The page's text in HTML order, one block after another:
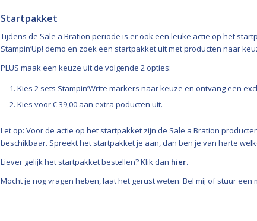
Startpakket
Tijdens de Sale a Bration periode is er ook een leuke actie op het
Stampin’Up! demo en zoek een startpakket uit met producten naar
PLUS maak een keuze uit de volgende 2 opties:
Kies 2 sets Stampin’Write markers naar keuze en ontvang een
Kies voor € 39,00 aan extra poducten uit.
Let op: Voor de actie op het startpakket zijn de Sale a Bration
beschikbaar. Spreekt het startpakket je aan, dan ben je van harte
Liever gelijk het startpakket bestellen? Klik dan hier.
Mocht je nog vragen heben, laat het gerust weten. Bel mij of stuur